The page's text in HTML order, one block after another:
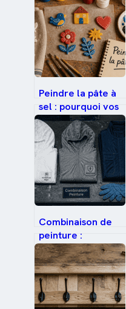
Peindre la pâte à
sel : pourquoi vos
couleurs s’écaillent
et comment
obtenir un rendu
professionnel
Combinaison de
peinture :
protection
antistatique ou
jetable, comment
garantir un fini
miroir ?